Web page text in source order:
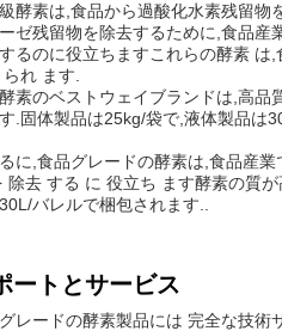
酵素は,食品から過酸化水素残留物
ゼ残留物を除去するために,食品
るのに役立ちますこれらの酵素
れ ます.
素のベストウェイブランドは,高
.固体製品は25kg/袋で,液体製品は
に,食品グレードの酵素は,食品産
除去 する に 役立ち ます酵素の質
バレルで梱包されます..
ートとサービス
レードの酵素製品には 完全な技術